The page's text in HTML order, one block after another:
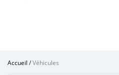
Accueil /Véhicules